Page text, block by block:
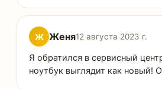
Ж Женя12 августа 2023 г.
Я обратился в сервисный
ноутбук выглядит как новый!